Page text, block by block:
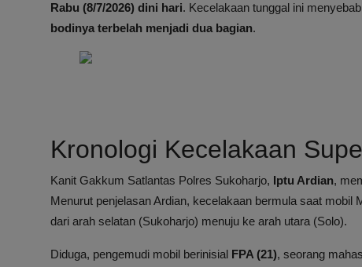
Rabu (8/7/2026) dini hari. Kecelakaan tunggal ini
bodinya terbelah menjadi dua bagian.
Kronologi Kecelakaan
Kanit Gakkum Satlantas Polres Sukoharjo, Iptu Ardian,
Menurut penjelasan Ardian, kecelakaan bermula saat
dari arah selatan (Sukoharjo) menuju ke arah utara (Solo).
Diduga, pengemudi mobil berinisial FPA (21), seorang